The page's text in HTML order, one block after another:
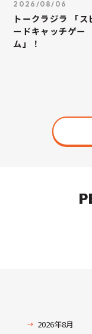
2026/08/06
トークラジラ 「ス
ードキャッチゲー
ム」！
2026年8月